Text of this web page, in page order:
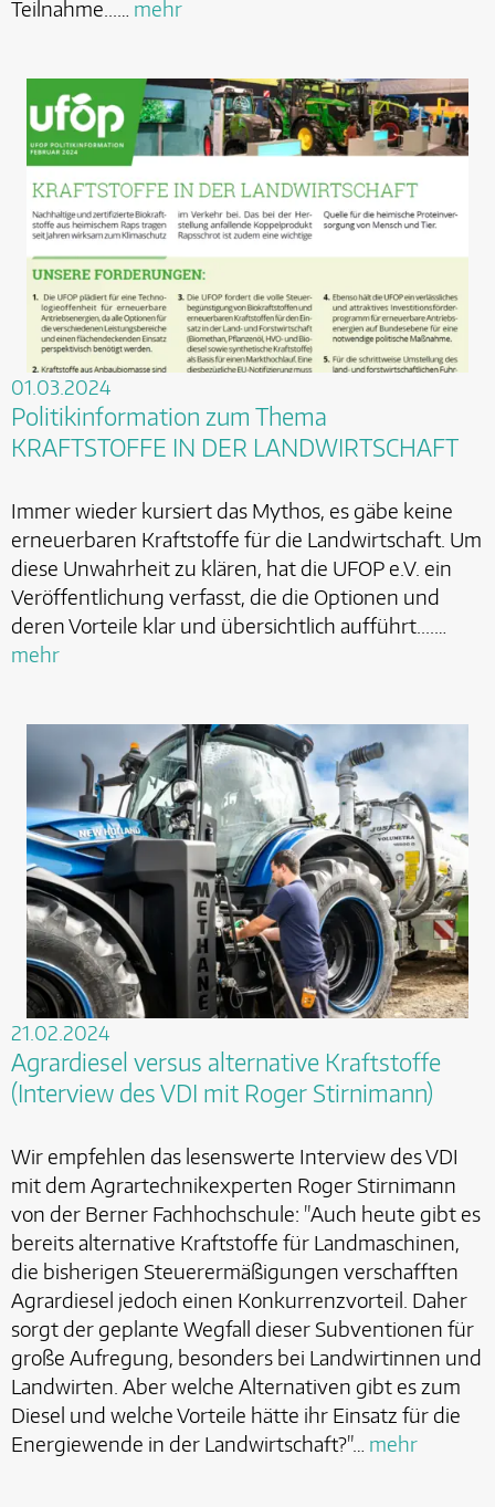
Teilnahme...… mehr
01.03.2024
Politikinformation zum Thema
KRAFTSTOFFE IN DER LANDWIRTSCHAFT
Immer wieder kursiert das Mythos, es gäbe keine
erneuerbaren Kraftstoffe für die Landwirtschaft. Um
diese Unwahrheit zu klären, hat die UFOP e.V. ein
Veröffentlichung verfasst, die die Optionen und
deren Vorteile klar und übersichtlich aufführt....…
mehr
21.02.2024
Agrardiesel versus alternative Kraftstoffe
(Interview des VDI mit Roger Stirnimann)
Wir empfehlen das lesenswerte Interview des VDI
mit dem Agrartechnikexperten Roger Stirnimann
von der Berner Fachhochschule: "Auch heute gibt es
bereits alternative Kraftstoffe für Landmaschinen,
die bisherigen Steuerermäßigungen verschafften
Agrardiesel jedoch einen Konkurrenzvorteil. Daher
sorgt der geplante Wegfall dieser Subventionen für
große Aufregung, besonders bei Landwirtinnen und
Landwirten. Aber welche Alternativen gibt es zum
Diesel und welche Vorteile hätte ihr Einsatz für die
Energiewende in der Landwirtschaft?"… mehr